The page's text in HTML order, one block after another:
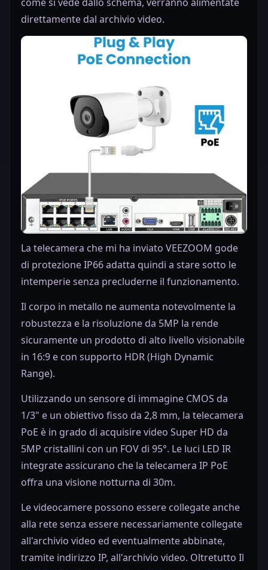
come si vede dallo schema, verranno alimentate
direttamente dal archivio video.
La telecamera che mi ha inviato VEEZOOM gode
di protezione IP66 adatta quindi a stare sotto le
intemperie senza precluderne il funzionamento.
Il corpo in metallo ne aumenta notevolmente la
robustezza e la risoluzione da 5MP la rende
sicuramente un prodotto di alto livello visionabile
in 16:9 e con supporto HDR (High Dynamic
Range).
Utilizzando un sensore di immagine CMOS da
1/3" e un obiettivo fisso da 2,8 mm, la telecamera
PoE è in grado di acquisire video Super HD da
5MP cristallini con un FOV di 95°. Le luci LED IR
integrate assicurano che la telecamera IP PoE
offra una visione notturna di 30m.
Le videocamere possono essere collegate anche
alla rete senza essere necessariamente collegate
all'archivio video ed eventualmente abbinate,
tramite indirizzo IP, all'archivio video. Oltretutto Il